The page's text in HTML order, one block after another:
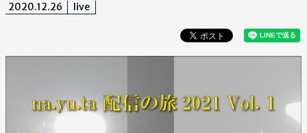
2020.12.26 live